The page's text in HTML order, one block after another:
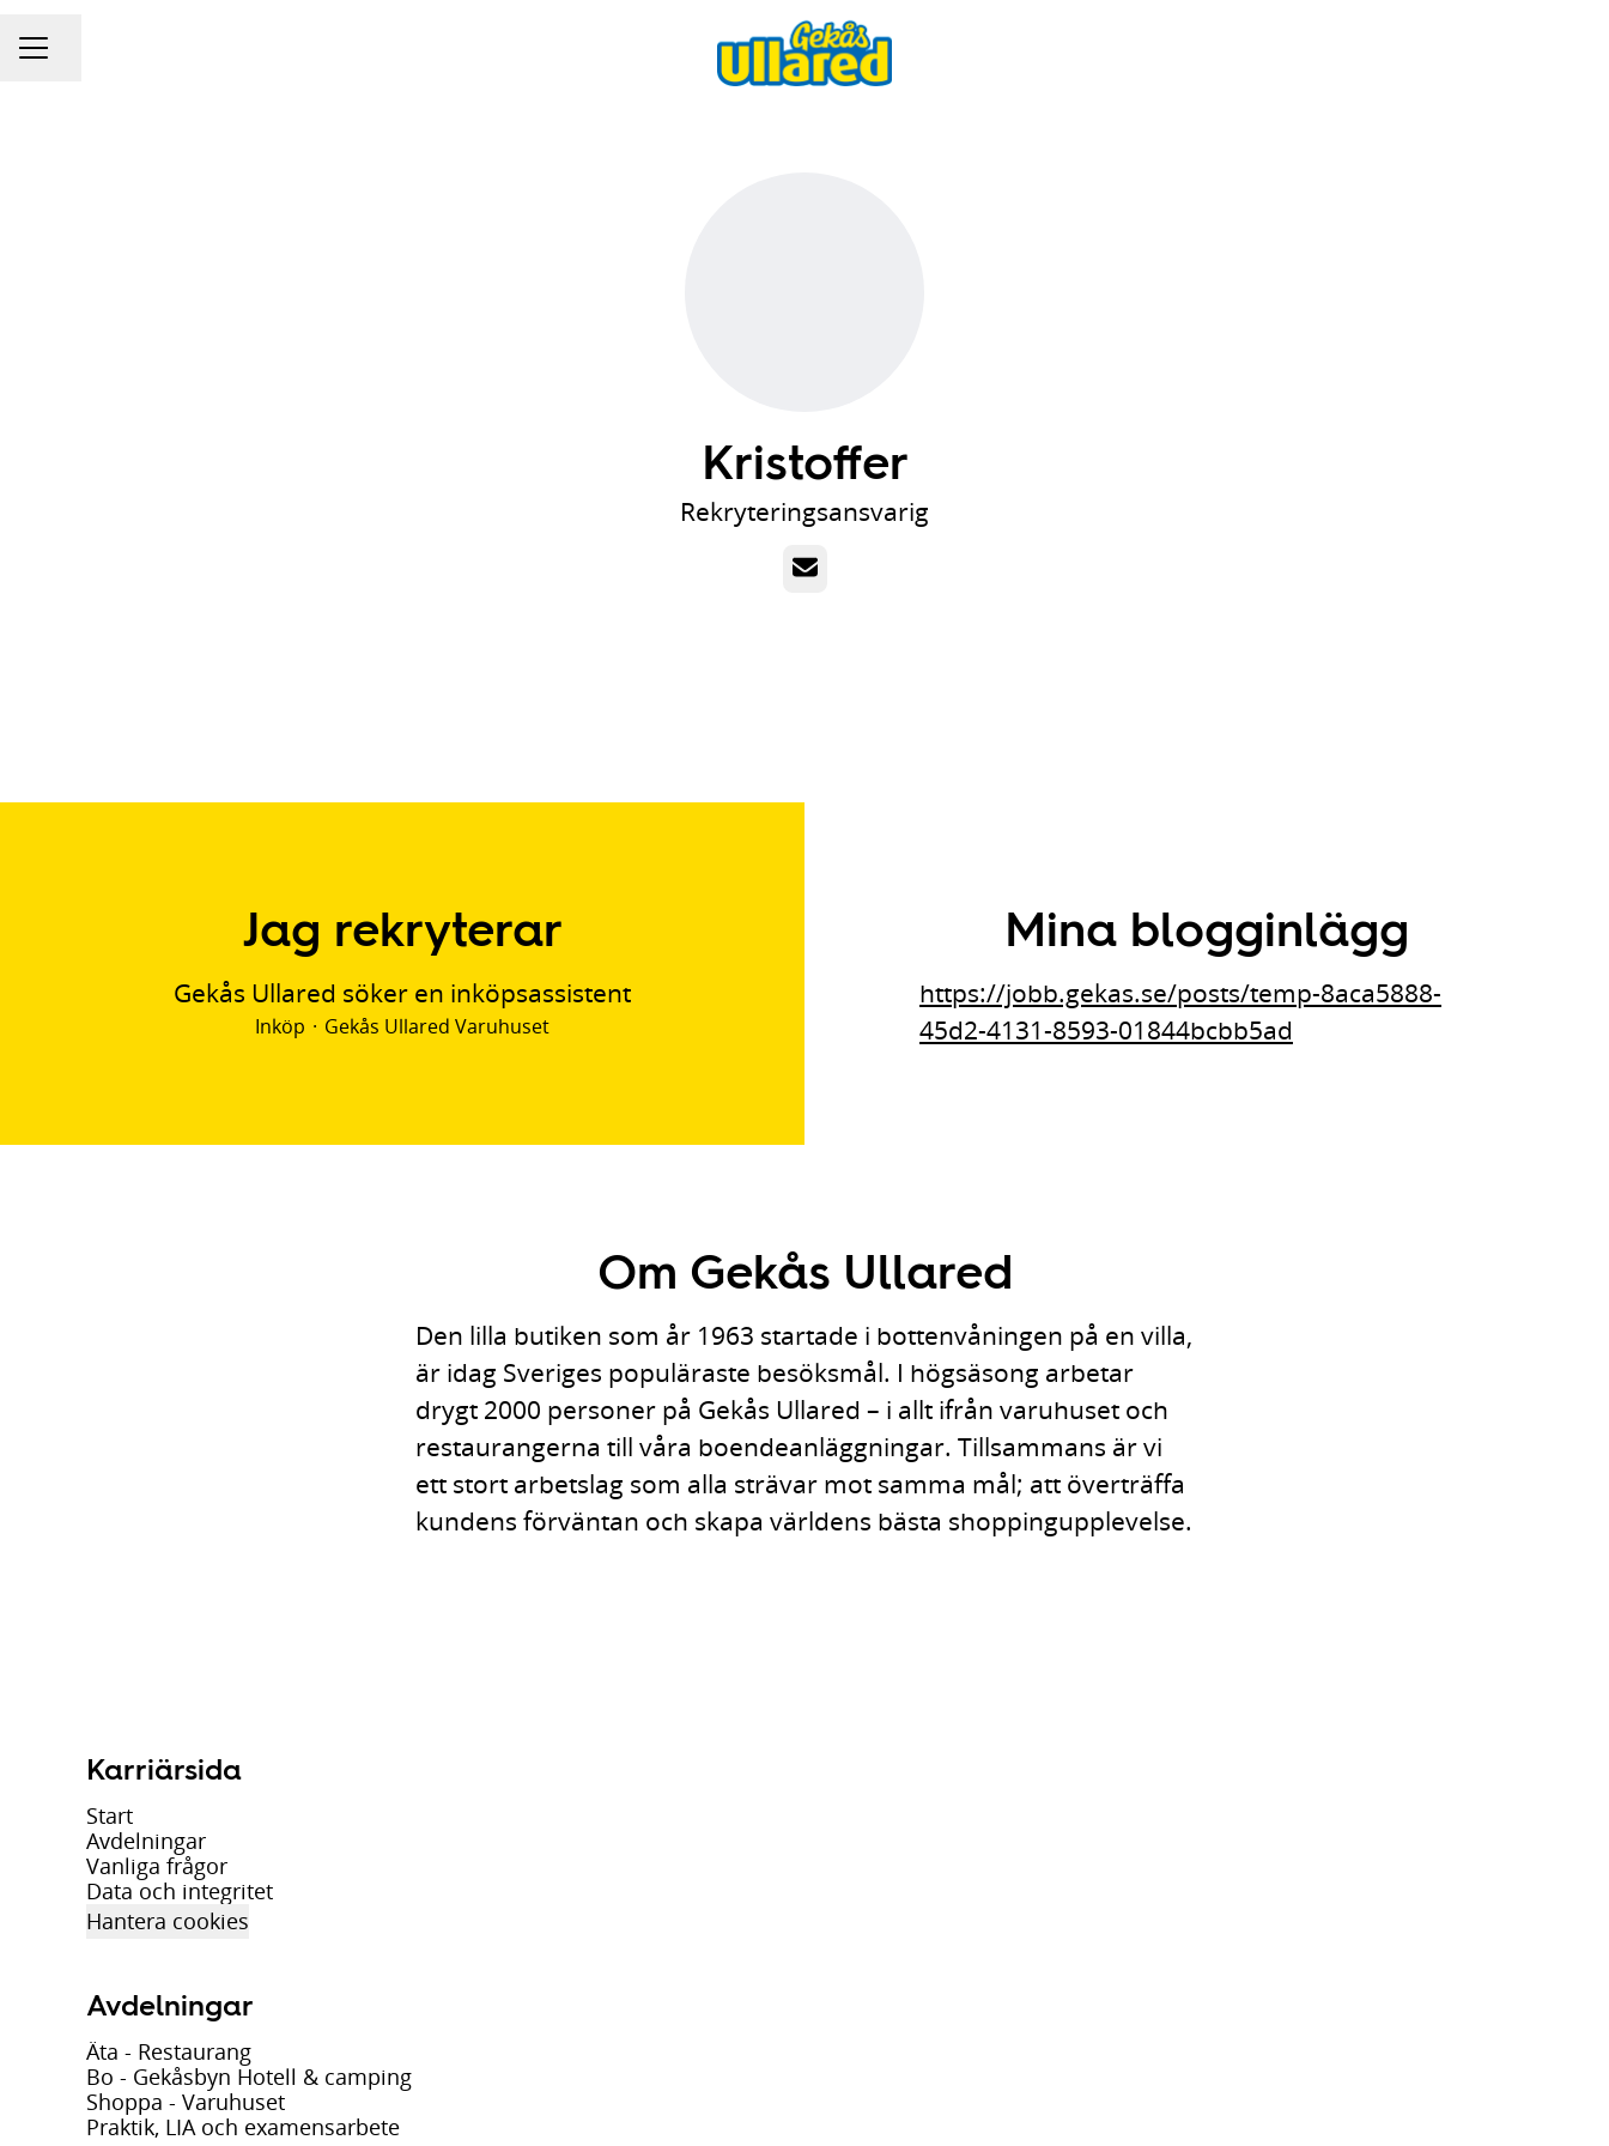
KARRIÄRMENY
Dela sidan
Kristoffer
Rekryteringsansvarig
E-post
Jag rekryterar
Gekås Ullared söker en inköpsassistent
Inköp · Gekås Ullared Varuhuset
Mina blogginlägg
https://jobb.gekas.se/posts/temp-8aca5888-
45d2-4131-8593-01844bcbb5ad
Om Gekås Ullared
Den lilla butiken som år 1963 startade i bottenvåningen på en villa,
är idag Sveriges populäraste besöksmål. I högsäsong arbetar
drygt 2000 personer på Gekås Ullared – i allt ifrån varuhuset och
restaurangerna till våra boendeanläggningar. Tillsammans är vi
ett stort arbetslag som alla strävar mot samma mål; att överträffa
kundens förväntan och skapa världens bästa shoppingupplevelse.
Karriärsida
Start
Avdelningar
Vanliga frågor
Data och integritet
Hantera cookies
Avdelningar
Äta - Restaurang
Bo - Gekåsbyn Hotell & camping
Shoppa - Varuhuset
Praktik, LIA och examensarbete